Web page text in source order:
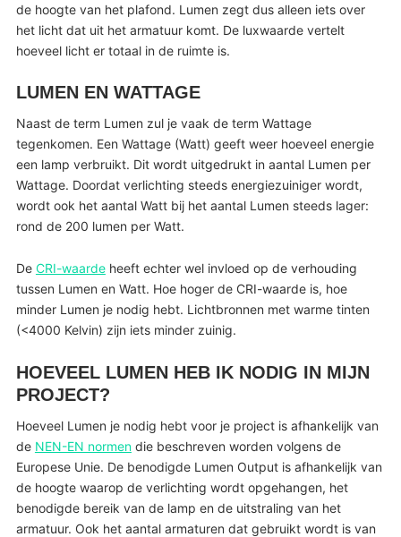
de hoogte van het plafond. Lumen zegt dus alleen iets over
het licht dat uit het armatuur komt. De luxwaarde vertelt
hoeveel licht er totaal in de ruimte is.
LUMEN EN WATTAGE
Naast de term Lumen zul je vaak de term Wattage
tegenkomen. Een Wattage (Watt) geeft weer hoeveel energie
een lamp verbruikt. Dit wordt uitgedrukt in aantal Lumen per
Wattage. Doordat verlichting steeds energiezuiniger wordt,
wordt ook het aantal Watt bij het aantal Lumen steeds lager:
rond de 200 lumen per Watt.
De CRI-waardeheeft echter wel invloed op de verhouding
tussen Lumen en Watt. Hoe hoger de CRI-waarde is, hoe
minder Lumen je nodig hebt. Lichtbronnen met warme tinten
(<4000 Kelvin) zijn iets minder zuinig.
HOEVEEL LUMEN HEB IK NODIG IN MIJN
PROJECT?
Hoeveel Lumen je nodig hebt voor je project is afhankelijk van
de NEN-EN normendie beschreven worden volgens de
Europese Unie. De benodigde Lumen Output is afhankelijk van
de hoogte waarop de verlichting wordt opgehangen, het
benodigde bereik van de lamp en de uitstraling van het
armatuur. Ook het aantal armaturen dat gebruikt wordt is van